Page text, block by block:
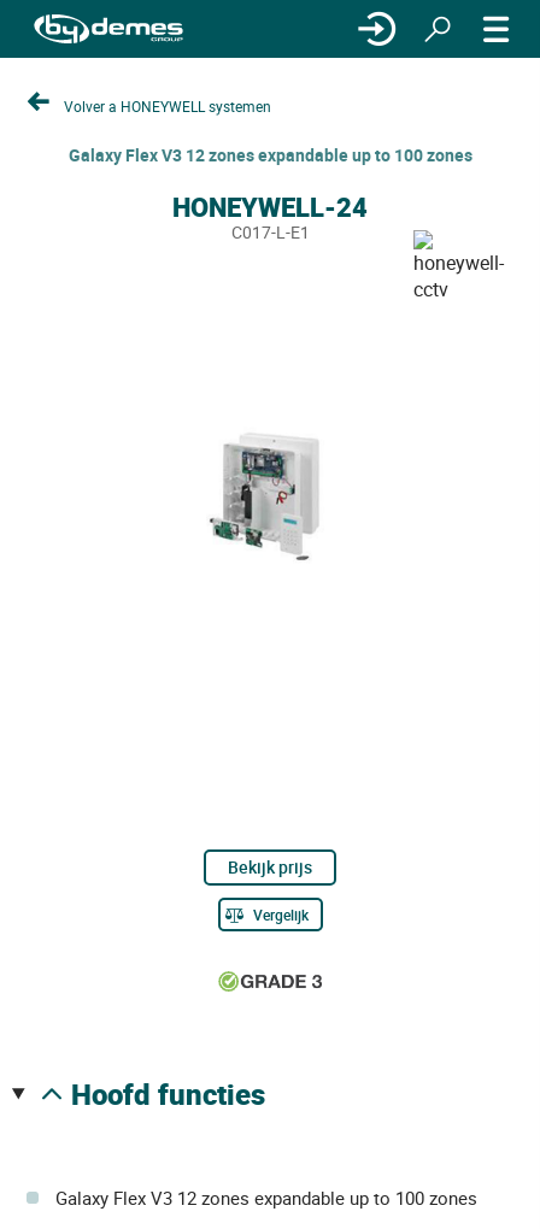
Volver a HONEYWELL systemen
Galaxy Flex V3 12 zones expandable up to 100 zones
HONEYWELL-24
C017-L-E1
Bekijk prijs
Vergelijk
hoofd functies
Galaxy Flex V3 12 zones expandable up to 100 zones